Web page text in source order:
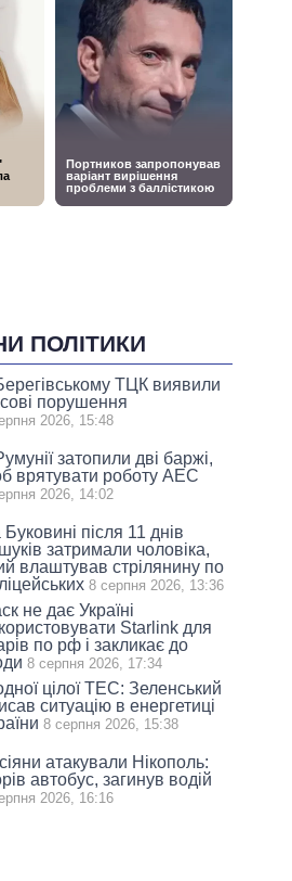
ПОЛІТИКИ
ТЦК виявили
порушення
2026, 15:48
затопили дві баржі,
врятувати роботу АЕС
2026, 14:02
після 11 днів
затримали чоловіка,
влаштував стрілянину по
8 серпня 2026, 13:36
не дає Україні
Starlink для
по рф і закликає до
8 серпня 2026, 17:34
цілої ТЕС: Зеленський
ситуацію в енергетиці
8 серпня 2026, 15:38
атакували Нікополь:
автобус, загинув водій
2026, 16:16